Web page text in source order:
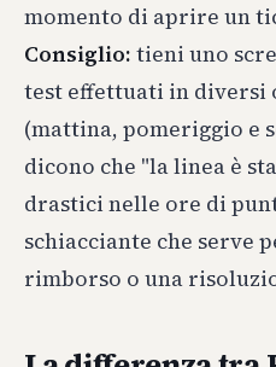
momento di aprire un
Consiglio: tieni uno
test effettuati in
(mattina, pomeriggio e
dicono che "la linea è
drastici nelle ore di
schiacciante che serve
rimborso o una